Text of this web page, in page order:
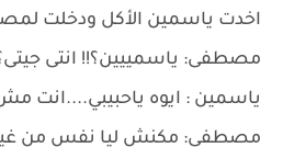
اخدت ياسمين الأكل ودخلت
مصطفى: ياسمييين؟!! انتى
ياسمين : ايوه ياحبيبي....انت
مصطفى: مكنش ليا نفس من